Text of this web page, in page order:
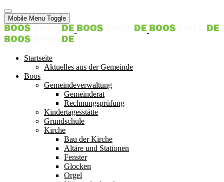
Mobile Menu Toggle
Startseite
Aktuelles aus der Gemeinde
Boos
Gemeindeverwaltung
Gemeinderat
Rechnungsprüfung
Kindertagesstätte
Grundschule
Kirche
Bau der Kirche
Altäre und Stationen
Fenster
Glocken
Orgel